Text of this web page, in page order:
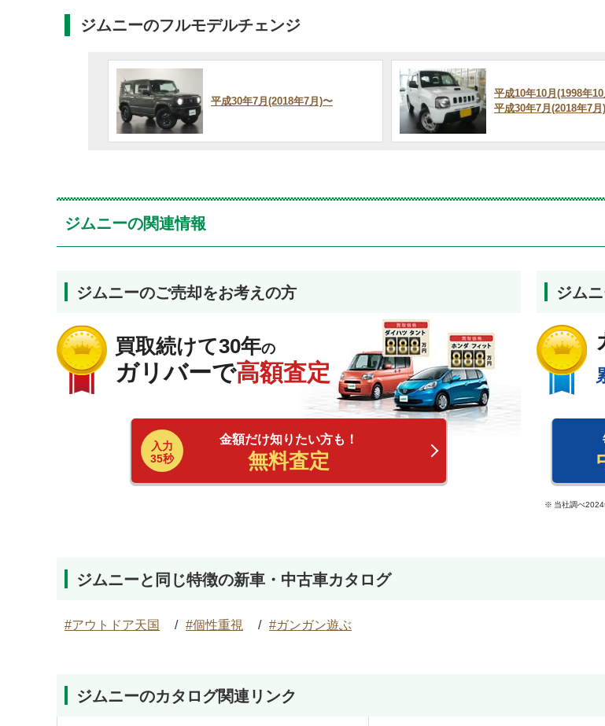
ジムニーのフルモデルチェンジ
平成30年7月(2018年7月)〜
平成10年10月(1998年
平成30年7月(2018年7月)
ジムニーの関連情報
ジムニーのご売却をお考えの方
買取続けて30年の
ガリバーで高額査定
入力
35秒
金額だけ知りたい方も！
無料査定
ジム
当社調べ
ジムニーと同じ特徴の新車・中古車カタログ
アウトドア天国 個性重視 ガンガン遊ぶ
ジムニーのカタログ関連リンク